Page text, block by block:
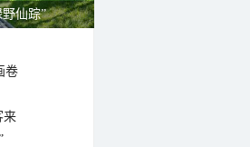
蓝天白云
卷
来